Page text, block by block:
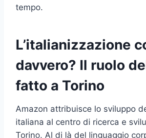
tempo.
L’italianizzazione
davvero? Il ruolo
fatto a Torino
Amazon attribuisce lo sviluppo
italiana al centro di ricerca e
Torino. Al di là del linguaggio